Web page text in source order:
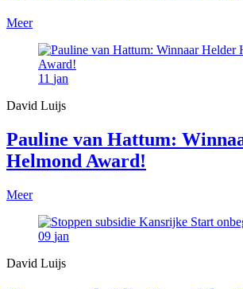
Meer
11 jan
David Luijs
Pauline van Hattum:
Helmond Award!
Meer
09 jan
David Luijs